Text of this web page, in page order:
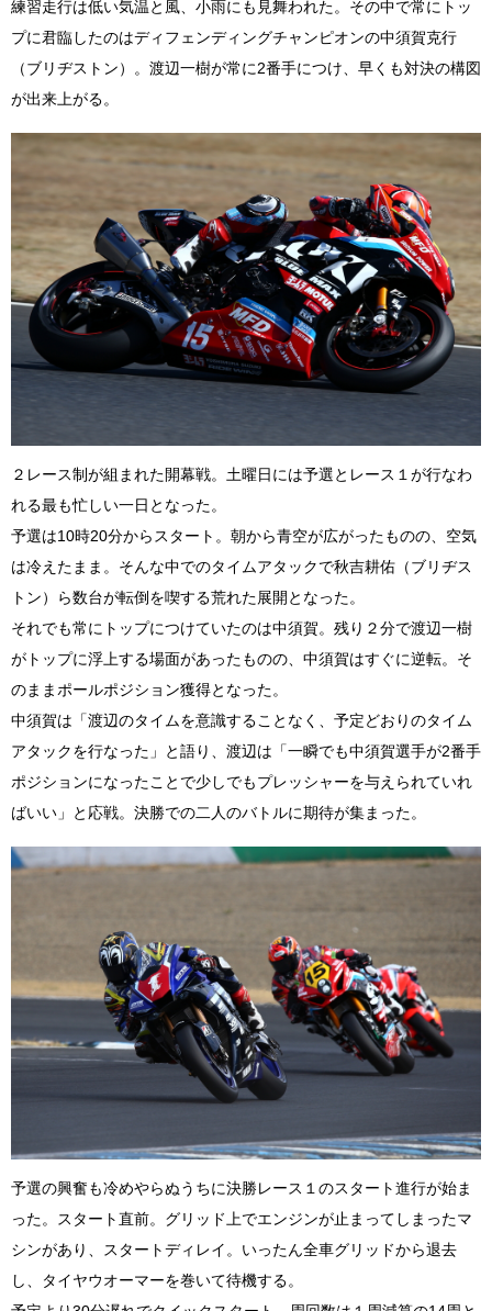
練習走行は低い気温と風、小雨にも見舞われた。その中で常にトッ
プに君臨したのはディフェンディングチャンピオンの中須賀克行
（ブリヂストン）。渡辺一樹が常に2番手につけ、早くも対決の構図
が出来上がる。
２レース制が組まれた開幕戦。土曜日には予選とレース１が行なわ
れる最も忙しい一日となった。
予選は10時20分からスタート。朝から青空が広がったものの、空気
は冷えたまま。そんな中でのタイムアタックで秋吉耕佑（ブリヂス
トン）ら数台が転倒を喫する荒れた展開となった。
それでも常にトップにつけていたのは中須賀。残り２分で渡辺一樹
がトップに浮上する場面があったものの、中須賀はすぐに逆転。そ
のままポールポジション獲得となった。
中須賀は「渡辺のタイムを意識することなく、予定どおりのタイム
アタックを行なった」と語り、渡辺は「一瞬でも中須賀選手が2番手
ポジションになったことで少しでもプレッシャーを与えられていれ
ばいい」と応戦。決勝での二人のバトルに期待が集まった。
予選の興奮も冷めやらぬうちに決勝レース１のスタート進行が始ま
った。スタート直前。グリッド上でエンジンが止まってしまったマ
シンがあり、スタートディレイ。いったん全車グリッドから退去
し、タイヤウオーマーを巻いて待機する。